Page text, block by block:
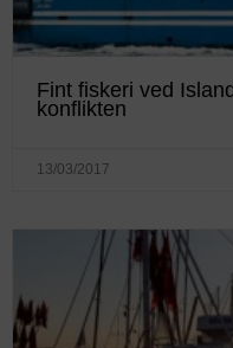
Fint fiskeri ved
konflikten
13/03/2017